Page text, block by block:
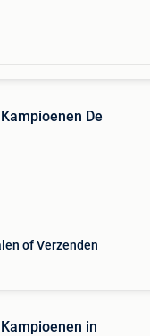
De
of Verzenden
in